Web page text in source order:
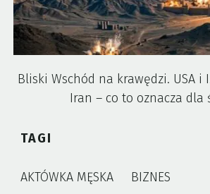
Bliski Wschód na krawędzi. USA i
Iran – co to oznacza dla
TAGI
AKTÓWKA MĘSKA
BIZNES